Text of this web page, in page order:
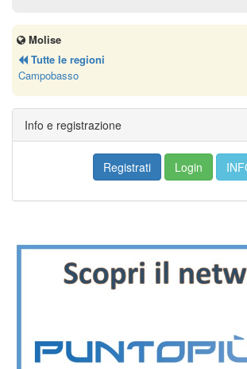
Molise
Tutte le regioni
Campobasso
Info e registrazione
Registrati Login